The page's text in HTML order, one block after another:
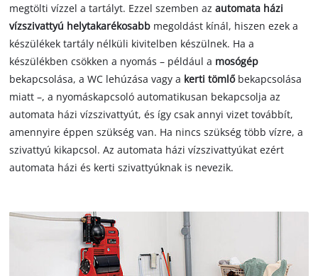
megtölti vízzel a tartályt. Ezzel szemben azautomata házi
vízszivattyú helytakarékosabb megoldást kínál, hiszen ezek a
készülékek tartály nélküli kivitelben készülnek. Ha a
készülékben csökken a nyomás – például a mosógép
bekapcsolása, a WC lehúzása vagy a kerti tömlőbekapcsolása
miatt –, a nyomáskapcsoló automatikusan bekapcsolja az
automata házi vízszivattyút, és így csak annyi vizet továbbít,
amennyire éppen szükség van. Ha nincs szükség több vízre, a
szivattyú kikapcsol. Az automata házi vízszivattyúkat ezért
automata házi és kerti szivattyúknak is nevezik.